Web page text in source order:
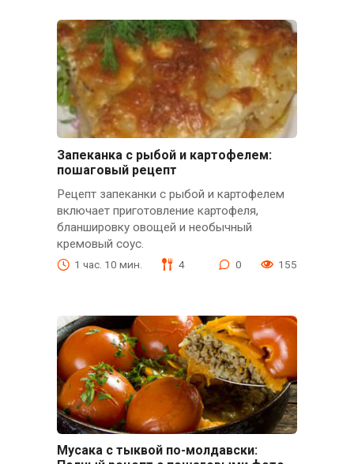
Запеканка с рыбой и картофелем:
пошаговый рецепт
Рецепт запеканки с рыбой и картофелем
включает приготовление картофеля,
бланшировку овощей и необычный
кремовый соус.
1 час. 10 мин. 4 0 155
Мусака с тыквой по-молдавски: